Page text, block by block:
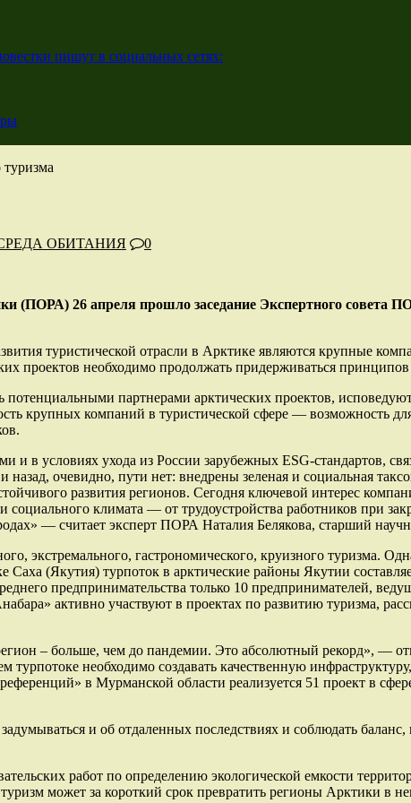
пишут в социальных сетях:
туризма
ОБИТАНИЯ 0
(ПОРА) 26 апреля прошло заседание Экспертного совета
туристической отрасли в Арктике являются крупные
проектов необходимо продолжать придерживаться
потенциальными партнерами арктических проектов,
крупных компаний в туристической сфере — возможность
и в условиях ухода из России зарубежных ESG-стандартов,
очевидно, пути нет: внедрены зеленая и социальная
развития регионов. Сегодня ключевой интерес
социального климата — от трудоустройства работников при
— считает эксперт ПОРА Наталия Белякова, старший
экстремального, гастрономического, круизного туризма.
Саха (Якутия) турпоток в арктические районы Якутии
предпринимательства только 10 предпринимателей,
активно участвуют в проектах по развитию туризма,
– больше, чем до пандемии. Это абсолютный рекорд», —
необходимо создавать качественную
в Мурманской области реализуется 51 проект в
и об отдаленных последствиях и соблюдать
работ по определению экологической емкости
может за короткий срок превратить регионы Арктики